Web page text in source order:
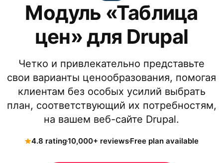
Модуль «Таблица
цен» для Drupal
Четко и привлекательно представьте
свои варианты ценообразования, помогая
клиентам без особых усилий выбрать
план, соответствующий их потребностям,
на вашем веб-сайте Drupal.
4.8 rating10,000+ reviewsFree plan available